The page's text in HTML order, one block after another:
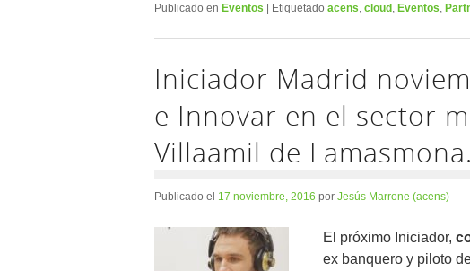
Publicado en Eventos | Etiquetado acens cloud Eventos
Iniciador Madrid
e Innovar en el sector
Villaamil de
Publicado el 17 noviembre, 2016 por Jesús Marrone (acens)
El próximo Iniciador,
ex banquero y piloto